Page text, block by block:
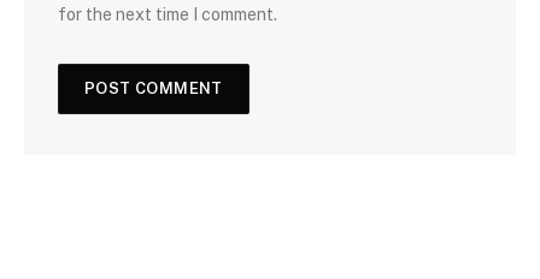
for the next time I comment.